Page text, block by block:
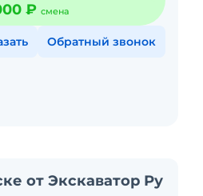
₽ смена
Обратный звонок
от Экскаватор Ру